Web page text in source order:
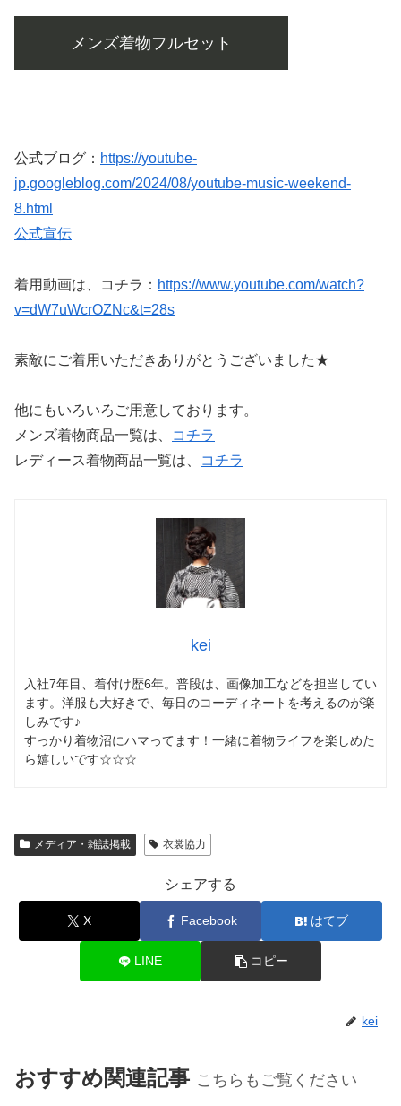
メンズ着物フルセット
公式ブログ： https://youtube-
jp.googleblog.com/2024/08/youtube-music-weekend-
8.html
公式宣伝
着用動画は、コチラ： https://www.youtube.com/watch?
v=dW7uWcrOZNc&t=28s
素敵にご着用いただきありがとうございました★
他にもいろいろご用意しております。
メンズ着物商品一覧は、
コチラ
レディース着物商品一覧は、
コチラ
kei
入社7年目、着付け歴6年。普段は、画像加工などを担当してい
ます。洋服も大好きで、毎日のコーディネートを考えるのが楽
しみです♪
すっかり着物沼にハマってます！一緒に着物ライフを楽しめた
ら嬉しいです☆☆☆
メディア・雑誌掲載 衣裳協力
シェアする
X Facebook はてブ
LINE コピー
kei
おすすめ関連記事 こちらもご覧ください